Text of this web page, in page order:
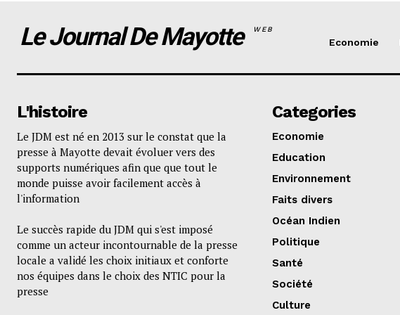
Le Journal De Mayotte WEB
Economie
L'histoire
Le JDM est né en 2013 sur le constat que la
presse à Mayotte devait évoluer vers des
supports numériques afin que que tout le
monde puisse avoir facilement accès à
l'information
Le succès rapide du JDM qui s'est imposé
comme un acteur incontournable de la presse
locale a validé les choix initiaux et conforte
nos équipes dans le choix des NTIC pour la
presse
Categories
Economie
Education
Environnement
Faits divers
Océan Indien
Politique
Santé
Société
Culture